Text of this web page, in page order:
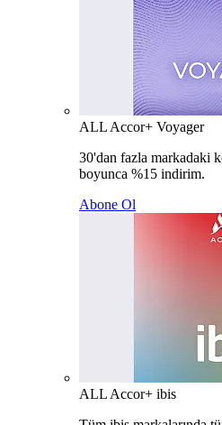
ALL Accor+ Voyager
30'dan fazla markadaki
boyunca %15 indirim.
Abone Ol
ALL Accor+ ibis